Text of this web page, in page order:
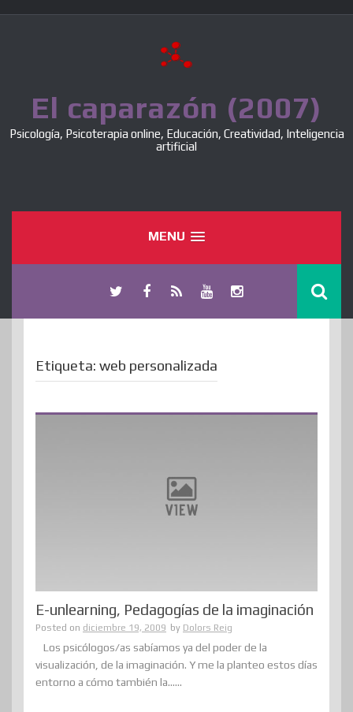
El caparazón (2007)
Psicología, Psicoterapia online, Educación, Creatividad, Inteligencia
artificial
MENU
Etiqueta: web personalizada
E-unlearning, Pedagogías de la imaginación
Posted on diciembre 19, 2009 by Dolors Reig
Los psicólogos/as sabíamos ya del poder de la
visualización, de la imaginación. Y me la planteo estos días
entorno a cómo también la......